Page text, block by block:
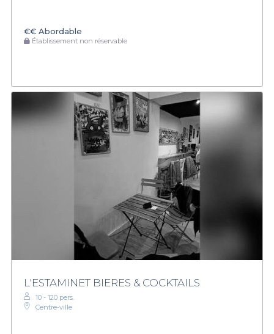
€€ Abordable
Établissement non réservable
L'ESTAMINET BIERES & COCKTAILS
10 - 120 pers.
Centre-ville